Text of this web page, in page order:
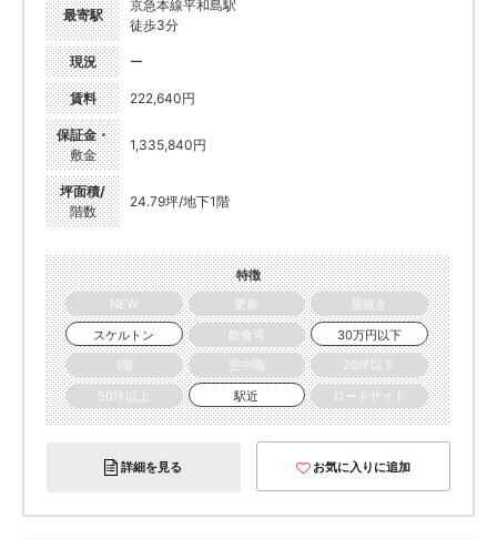
最寄駅
京急本線平和島駅
徒歩3分
現況 ー
賃料 222,640円
保証金・
敷金
1,335,840円
坪面積/
階数
24.79坪/地下1階
特徴
NEW
更新
居抜き
スケルトン
飲食可
30万円以下
1階
空中階
20坪以下
50坪以上
駅近 ロードサイド
詳細を見る お気に入りに追加